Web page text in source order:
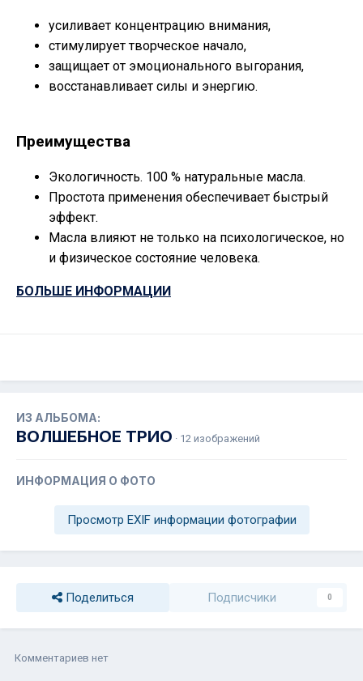
усиливает концентрацию внимания,
стимулирует творческое начало,
защищает от эмоционального выгорания,
восстанавливает силы и энергию.
Преимущества
Экологичность. 100 % натуральные масла.
Простота применения обеспечивает быстрый
эффект.
Масла влияют не только на психологическое, но
и физическое состояние человека.
БОЛЬШЕ ИНФОРМАЦИИ
ИЗ АЛЬБОМА:
ВОЛШЕБНОЕ ТРИО · 12 изображений
ИНФОРМАЦИЯ О ФОТО
Просмотр EXIF информации фотографии
Поделиться Подписчики 0
Комментариев нет